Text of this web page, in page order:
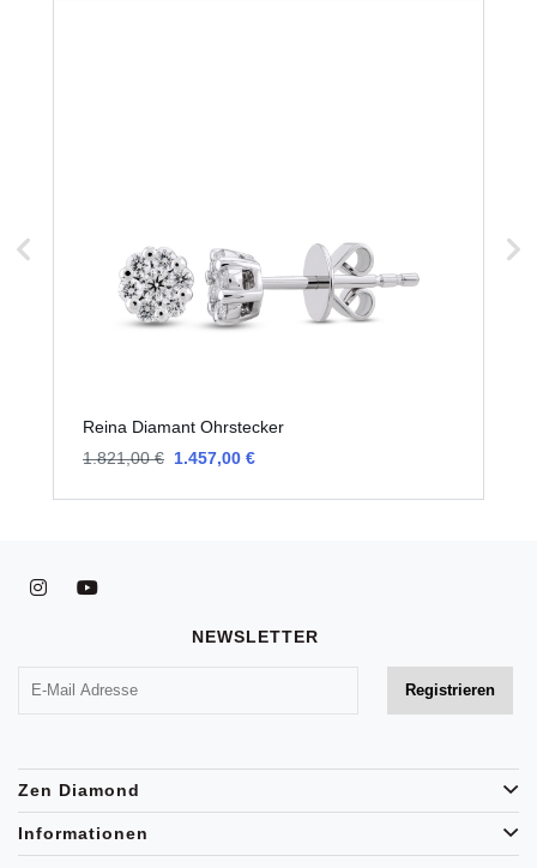
Reina Diamant Ohrstecker
1.457,00 €
1.821,00 €
NEWSLETTER
Zen Diamond
Informationen